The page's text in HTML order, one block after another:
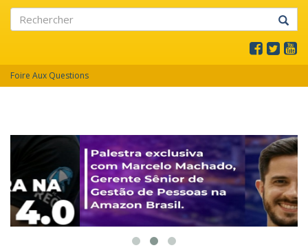
Foire Aux Questions